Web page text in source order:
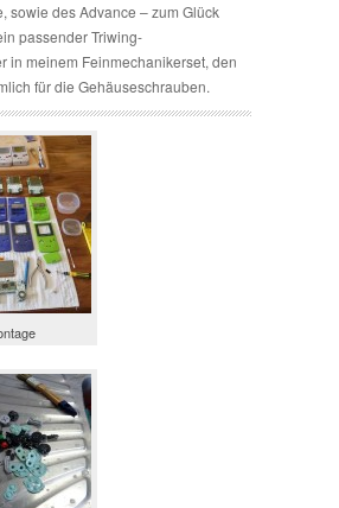
sowie des Advance – zum Glück
passender Triwing-
in meinem Feinmechanikerset, den
für die Gehäuseschrauben.